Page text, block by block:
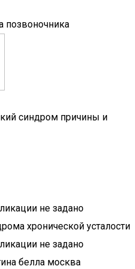
позвоночника
синдром причины и
хронической усталости
белла москва